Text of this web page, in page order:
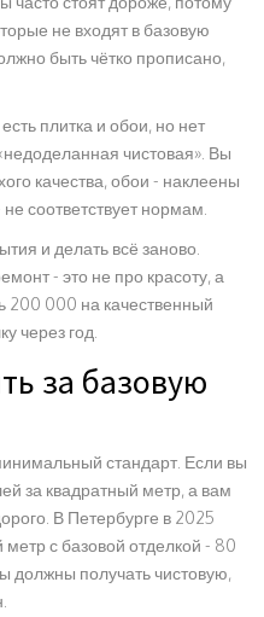
не входят в базовую
быть чётко прописано,
плитка и обои, но нет
чистовая». Вы
качества, обои - наклеены
соответствует нормам.
и делать всё заново.
- это не про красоту, а
200 000 на качественный
через год.
за базовую
стандарт. Если вы
за квадратный метр, а вам
В Петербурге в 2025
с базовой отделкой - 80
должны получать чистовую,